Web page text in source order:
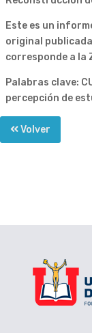
Este es un
original
corresponde a la
Palabras clave:
percepción de
Volver